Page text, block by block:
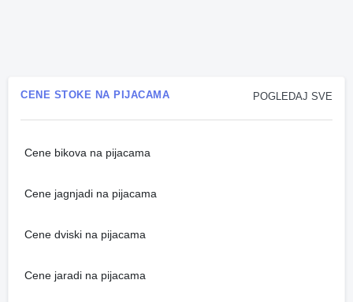
POGLEDAJ SVE
CENE STOKE NA PIJACAMA
Cene bikova na pijacama
Cene jagnjadi na pijacama
Cene dviski na pijacama
Cene jaradi na pijacama